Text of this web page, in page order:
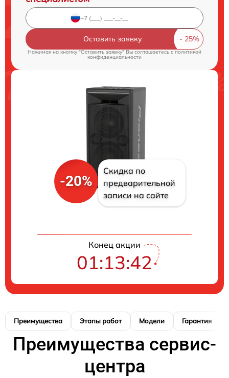
Оставить заявку
Нажимая на кнопку "Оставить заявку" Вы соглашаетесь c политикой
конфиденциальности
-20%
Скидка по
предварительной
записи на сайте
Конец акции
01:13:41
Преимущества Этапы работ Модели Гарантия
Преимущества сервис-
центра